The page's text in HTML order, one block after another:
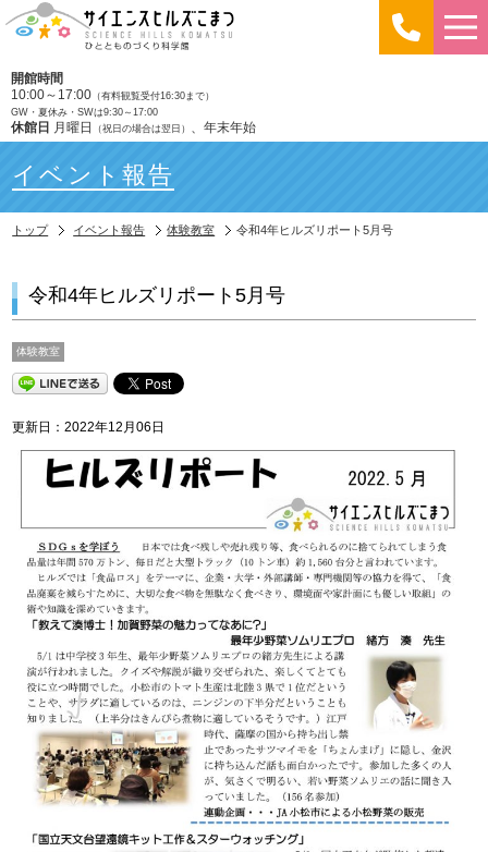
開館時間
10:00～17:00 （有料観覧受付16:30まで）
GW・夏休み・SWは9:30～17:00
休館日 月曜日 （祝日の場合は翌日） 、年末年始
イベント報告
トップ イベント報告 体験教室 令和4年ヒルズリポート5月号
令和4年ヒルズリポート5月号
体験教室
更新日：2022年12月06日